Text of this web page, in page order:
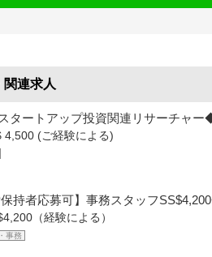
関連求人
スタートアップ投資関連リサーチャ
4,500 (ご経験による)
保持者応募可】事務スタッフ
（経験による）
事務